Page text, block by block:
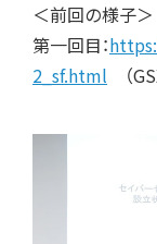
＜前回の様子＞
第一回目：
2_sf.html （